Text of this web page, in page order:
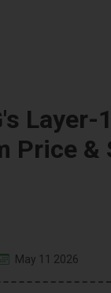
Layer-1
Price &
May 11 2026